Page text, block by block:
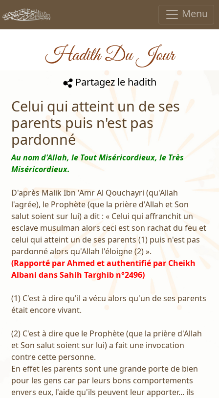
Menu
Hadith Du Jour
Partagez le hadith
Celui qui atteint un de ses
parents puis n'est pas
pardonné
Au nom d'Allah, le Tout Miséricordieux, le Très
Miséricordieux.
D'après Malik Ibn 'Amr Al Qouchayri (qu'Allah
l'agrée), le Prophète (que la prière d'Allah et Son
salut soient sur lui) a dit : « Celui qui affranchit un
esclave musulman alors ceci est son rachat du feu et
celui qui atteint un de ses parents (1) puis n'est pas
pardonné alors qu'Allah l'éloigne (2) ».
(Rapporté par Ahmed et authentifié par Cheikh
Albani dans Sahih Targhib n°2496)
(1) C'est à dire qu'il a vécu alors qu'un de ses parents
était encore vivant.
(2) C'est à dire que le Prophète (que la prière d'Allah
et Son salut soient sur lui) a fait une invocation
contre cette personne.
En effet les parents sont une grande porte de bien
pour les gens car par leurs bons comportements
envers eux, l'aide qu'ils peuvent leur apporter... ils